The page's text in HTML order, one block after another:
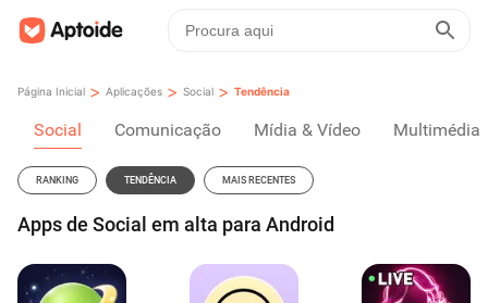
Página Inicial > Aplicações > Social > Tendência
Social Comunicação Mídia & Vídeo Multimédia
RANKING TENDÊNCIA MAIS RECENTES
Apps de Social em alta para Android